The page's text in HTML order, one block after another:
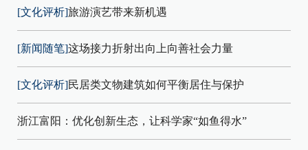
[文化评析]旅游演艺带来新机遇
[新闻随笔]这场接力折射出向上向善社会力量
[文化评析]民居类文物建筑如何平衡居住与保护
浙江富阳：优化创新生态，让科学家“如鱼得水”